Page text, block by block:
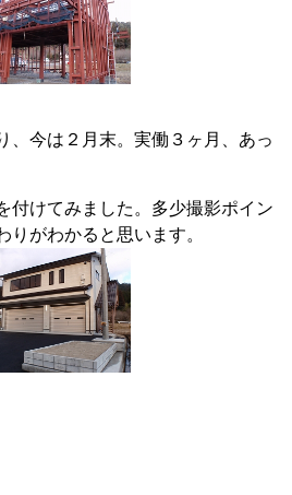
、今は２月末。実働３ヶ月、あっ
す。
付けてみました。多少撮影ポイン
りがわかると思います。